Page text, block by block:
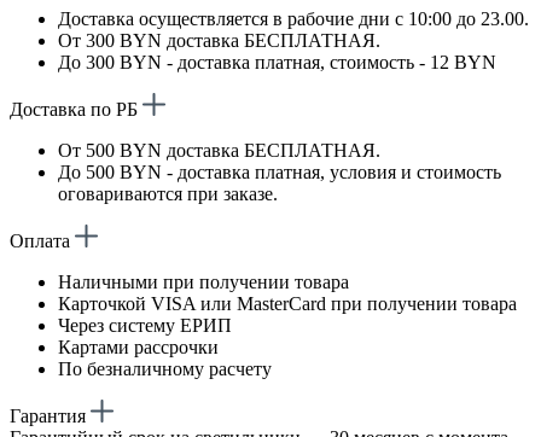
Доставка осуществляется в рабочие дни с 10:00 до 23.00.
От 300 BYN доставка БЕСПЛАТНАЯ.
До 300 BYN - доставка платная, стоимость - 12 BYN
Доставка по РБ
От 500 BYN доставка БЕСПЛАТНАЯ.
До 500 BYN - доставка платная, условия и стоимость
оговариваются при заказе.
Оплата
Наличными при получении товара
Карточкой VISA или MasterCard при получении товара
Через систему ЕРИП
Картами рассрочки
По безналичному расчету
Гарантия